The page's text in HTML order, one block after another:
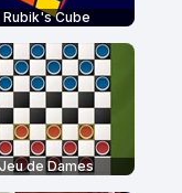
Rubik's Cube
Jeu de Dames